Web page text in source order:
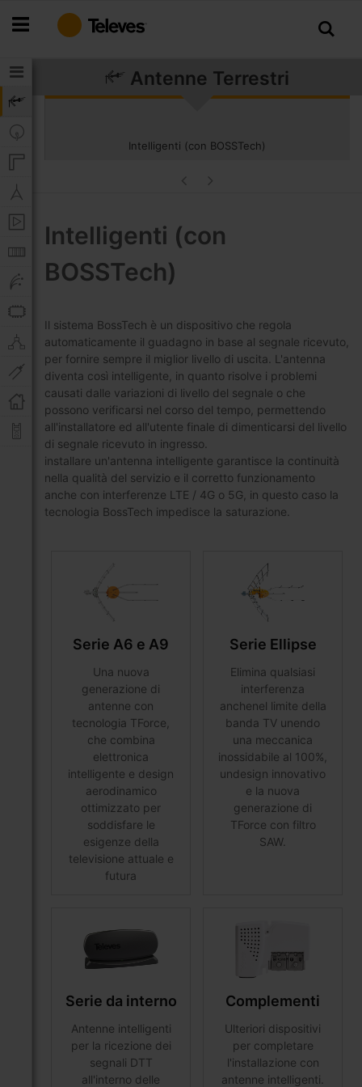
al
Antenne Terrestri
Intelligenti (con BOSSTech)
Intelligenti (con
BOSSTech)
Il sistema BossTech è un dispositivo che regola
automaticamente il guadagno in base al segnale ricevuto,
per fornire sempre il miglior livello di uscita. L'antenna
diventa così intelligente, in quanto risolve i problemi
causati dalle variazioni di livello del segnale o che
possono verificarsi nel corso del tempo, permettendo
all'installatore ed all'utente finale di dimenticarsi del livello
di segnale ricevuto in ingresso.
installare un'antenna intelligente garantisce la continuità
nella qualità del servizio e il corretto funzionamento
anche con interferenze LTE / 4G o 5G, in questo caso la
tecnologia BossTech impedisce la saturazione.
Serie A6 e A9
Una nuova
generazione di
antenne con
tecnologia TForce,
che combina
elettronica
intelligente e design
aerodinamico
ottimizzato per
soddisfare le
esigenze della
televisione attuale e
futura
Serie Ellipse
Elimina qualsiasi
interferenza
anchenel limite della
banda TV unendo
una meccanica
inossidabile al 100%,
undesign innovativo
e la nuova
generazione di
TForce con filtro
SAW.
Serie da interno
Antenne intelligenti
per la ricezione dei
segnali DTT
all'interno delle
Complementi
Ulteriori dispositivi
per completare
l'installazione con
antenne intelligenti.